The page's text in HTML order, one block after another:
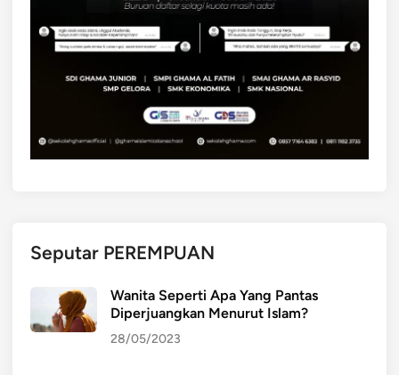
Seputar PEREMPUAN
Wanita Seperti Apa Yang Pantas
Diperjuangkan Menurut Islam?
28/05/2023